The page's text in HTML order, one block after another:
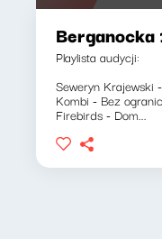
Berganocka
Playlista audycji:
Seweryn Krajewski
Kombi - Bez
Firebirds - Dom...